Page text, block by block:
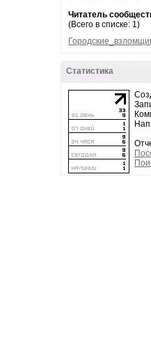
Читатель
(Всего в списке: 1)
Статистика